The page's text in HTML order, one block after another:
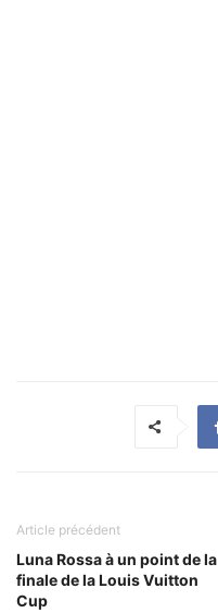
Article précédent
Luna Rossa à un point de la
finale de la Louis Vuitton
Cup